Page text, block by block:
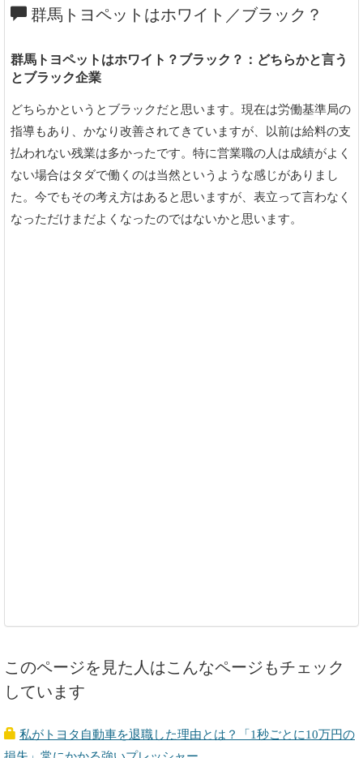
群馬トヨペットはホワイト／ブラック？
群馬トヨペットはホワイト？ブラック？：どちらかと言う
とブラック企業
どちらかというとブラックだと思います。現在は労働基準局の
指導もあり、かなり改善されてきていますが、以前は給料の支
払われない残業は多かったです。特に営業職の人は成績がよく
ない場合はタダで働くのは当然というような感じがありまし
た。今でもその考え方はあると思いますが、表立って言わなく
なっただけまだよくなったのではないかと思います。
このページを見た人はこんなページもチェック
しています
私がトヨタ自動車を退職した理由とは？「1秒ごとに10万円の